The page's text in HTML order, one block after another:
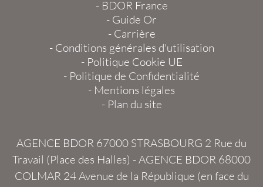
- BDOR France
- Guide Or
- Carrière
- Conditions générales d'utilisation
- Politique Cookie UE
- Politique de Confidentialité
- Mentions légales
- Plan du site
AGENCE BDOR 67000 STRASBOURG 2 Rue du
Travail (Place des Halles) -AGENCE BDOR 68000
COLMAR 24 Avenue de la République (en face du